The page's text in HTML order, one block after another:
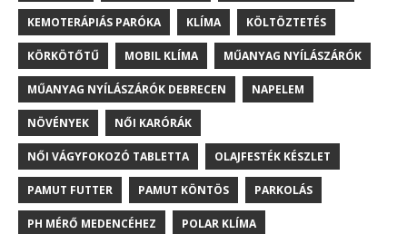
KEMOTERÁPIÁS PARÓKA KLÍMA KÖLTÖZTETÉS
KÖRKÖTŐTŰ MOBIL KLÍMA MŰANYAG NYÍLÁSZÁRÓK
MŰANYAG NYÍLÁSZÁRÓK DEBRECEN NAPELEM
NÖVÉNYEK NŐI KARÓRÁK
NŐI VÁGYFOKOZÓ TABLETTA OLAJFESTÉK KÉSZLET
PAMUT FUTTER PAMUT KÖNTÖS PARKOLÁS
PH MÉRŐ MEDENCÉHEZ POLAR KLÍMA